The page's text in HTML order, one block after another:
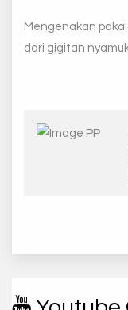
Mengenakan
dari gigitan